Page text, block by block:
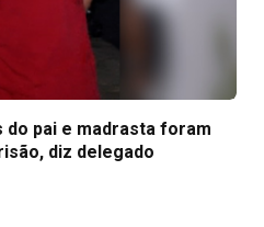
do pai e madrasta foram
diz delegado